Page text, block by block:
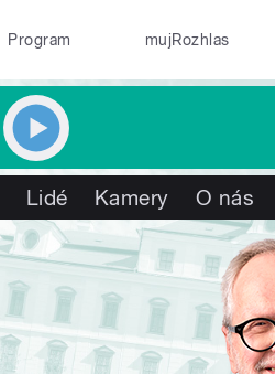
Program mujRozhlas
Lidé Kamery O nás